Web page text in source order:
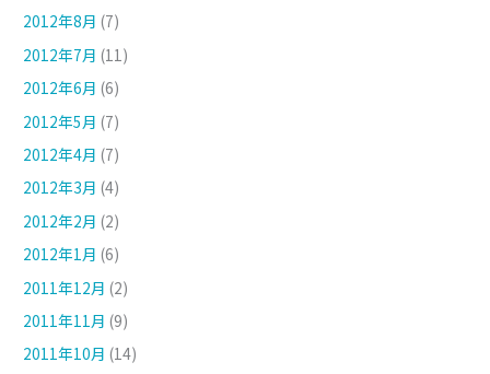
2012年8月 (7)
2012年7月 (11)
2012年6月 (6)
2012年5月 (7)
2012年4月 (7)
2012年3月 (4)
2012年2月 (2)
2012年1月 (6)
2011年12月 (2)
2011年11月 (9)
2011年10月 (14)